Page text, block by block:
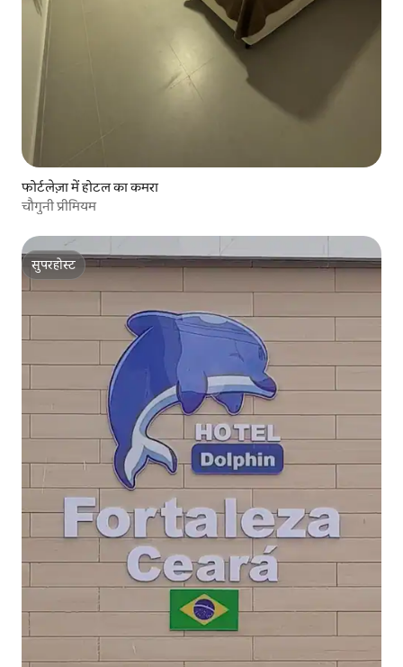
फोर्टलेज़ा में होटल का कमरा
चौगुनी प्रीमियम
सुपरहोस्ट
सुपरहोस्ट